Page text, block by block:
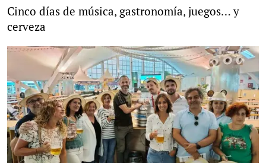
Cinco días de música, gastronomía, juegos… y
cerveza